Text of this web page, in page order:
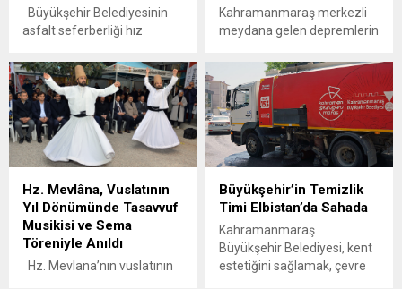
Büyükşehir Belediyesinin
asfalt seferberliği hız
ayından bu yana 80
kilometrelik yol sıcak
asfaltla yenilenirken, 6 – 12
Temmuz tarihleri arasında
şehir genelindeki 22 farklı
noktada daha asfalt serimi
Kahramanmaraş
Büyükşehir Belediyesi, şehir
genelinde ulaşım altyapısını
güçlendirmek, yol konforunu
artırmak ve vatandaşlara
Kahramanmaraş merkezli
meydana gelen depremlerin
rüzgar gibi doğa olaylarında
yıpranan asırlık tarihi evler
restorasyon bekliyor.
Hz. Mevlâna, Vuslatının
Yıl Dönümünde Tasavvuf
Musikisi ve Sema
Töreniyle Anıldı
Hz. Mevlana’nın vuslatının
Büyükşehir’in Temizlik
Timi Elbistan’da Sahada
Kahramanmaraş
Büyükşehir Belediyesi, kent
estetiğini sağlamak, çevre